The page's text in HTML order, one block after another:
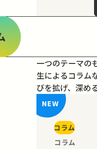
一つのテーマの
生によるコラム
びを拡げ、深め
コラム
コラム